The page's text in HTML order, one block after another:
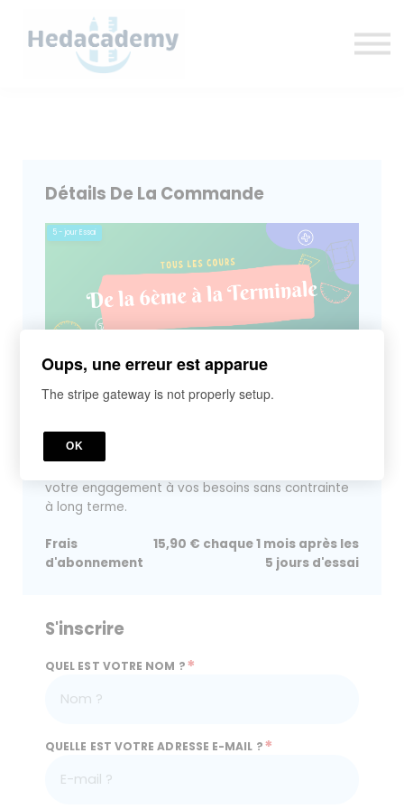
Ebook
Contactez-nous
Détails De La Commande
5- jour Essai
Abonnement Mensuel
Optez pour notre formule mensuelle pour une
votre engagement à vos besoins sans contrainte
à long terme.
Frais
d'abonnement
15,90 € chaque 1 mois après les
5 jours d'essai
S'inscrire
QUEL EST VOTRE NOM ?*
QUELLE EST VOTRE ADRESSE E-MAIL ?*
Oups, une erreur est apparue
The stripe gateway is not properly setup.
OK